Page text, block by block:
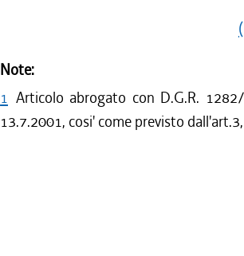
Note:
1 Articolo abrogato con D.G.R.
13.7.2001, cosi' come previsto